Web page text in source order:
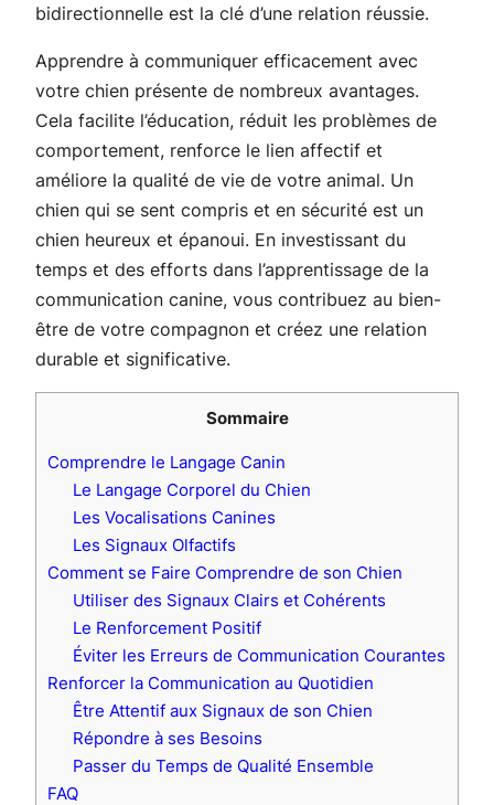
bidirectionnelle est la clé d’une relation réussie.
Apprendre à communiquer efficacement avec
votre chien présente de nombreux avantages.
Cela facilite l’éducation, réduit les problèmes de
comportement, renforce le lien affectif et
améliore la qualité de vie de votre animal. Un
chien qui se sent compris et en sécurité est un
chien heureux et épanoui. En investissant du
temps et des efforts dans l’apprentissage de la
communication canine, vous contribuez au bien-
être de votre compagnon et créez une relation
durable et significative.
Sommaire
Comprendre le Langage Canin
Le Langage Corporel du Chien
Les Vocalisations Canines
Les Signaux Olfactifs
Comment se Faire Comprendre de son Chien
Utiliser des Signaux Clairs et Cohérents
Le Renforcement Positif
Éviter les Erreurs de Communication Courantes
Renforcer la Communication au Quotidien
Être Attentif aux Signaux de son Chien
Répondre à ses Besoins
Passer du Temps de Qualité Ensemble
FAQ